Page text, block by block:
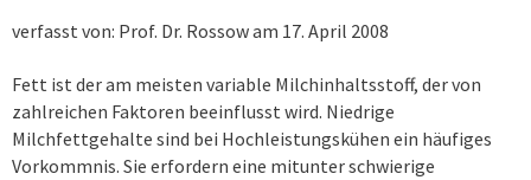
verfasst von: Prof. Dr. Rossow am 17. April 2008
Fett ist der am meisten variable Milchinhaltsstoff, der von
zahlreichen Faktoren beeinflusst wird. Niedrige
Milchfettgehalte sind bei Hochleistungskühen ein häufiges
Vorkommnis. Sie erfordern eine mitunter schwierige